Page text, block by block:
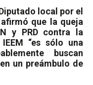
local por el
que la queja
y PRD contra la
“es sólo una
buscan
un preámbulo de